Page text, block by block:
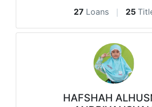
27 Loans 25
HAFSHAH